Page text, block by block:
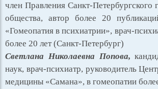
член Правления Санкт-Петербургского
общества, автор более 20
«Гомеопатия в психиатрии», врач-
более 20 лет (Санкт-Петербург)
Светлана Николаевна Попова,
наук, врач-психиатр, руководитель
медицины «Самана», в гомеопатии